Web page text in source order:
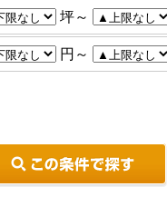
坪～
円～